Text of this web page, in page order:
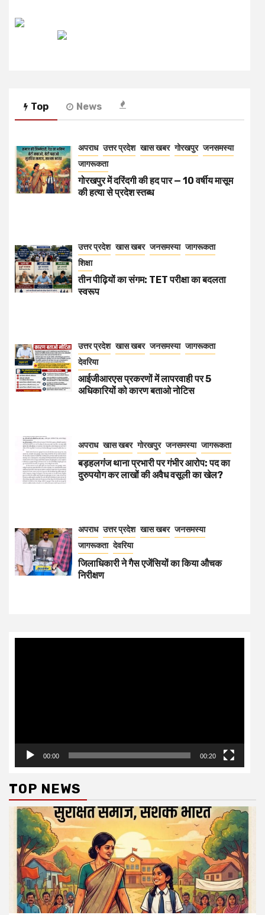
Top News
अपराध उत्तर प्रदेश खास खबर गोरखपुर जनसमस्या
जागरूकता
गोरखपुर में दरिंदगी की हद पार — 10 वर्षीय मासूम
की हत्या से प्रदेश स्तब्ध
उत्तर प्रदेश खास खबर जनसमस्या जागरूकता
शिक्षा
तीन पीढ़ियों का संगम: TET परीक्षा का बदलता
स्वरूप
उत्तर प्रदेश खास खबर जनसमस्या जागरूकता
देवरिया
आईजीआरएस प्रकरणों में लापरवाही पर 5
अधिकारियों को कारण बताओ नोटिस
अपराध खास खबर गोरखपुर जनसमस्या जागरूकता
बड़हलगंज थाना प्रभारी पर गंभीर आरोप: पद का
दुरुपयोग कर लाखों की अवैध वसूली का खेल?
अपराध उत्तर प्रदेश खास खबर जनसमस्या
जागरूकता देवरिया
जिलाधिकारी ने गैस एजेंसियों का किया औचक
निरीक्षण
00:00 00:20
TOP NEWS